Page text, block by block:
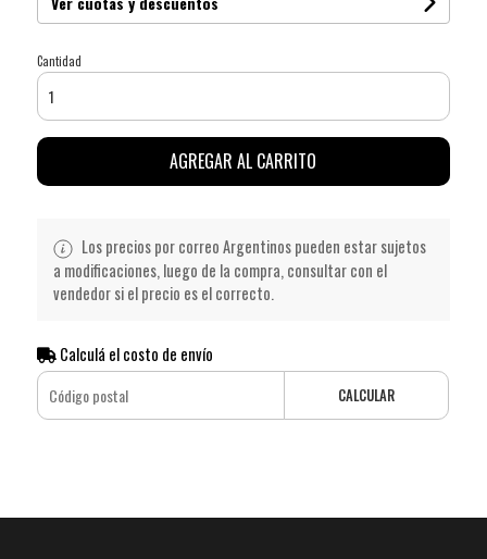
Cantidad
AGREGAR AL CARRITO
Los precios por correo Argentinos pueden estar sujetos
a modificaciones, luego de la compra, consultar con el
vendedor si el precio es el correcto.
Calculá el costo de envío
CALCULAR